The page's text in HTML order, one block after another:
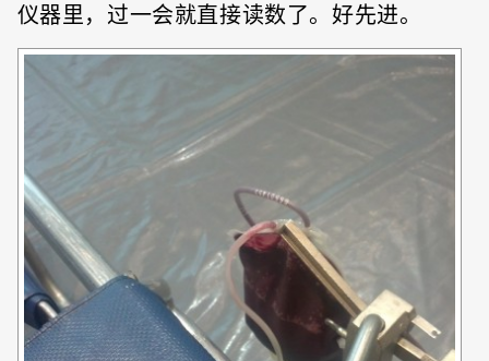
仪器里，过一会就直接读数了。好先进。